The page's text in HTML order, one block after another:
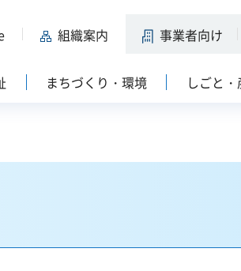
組織案内 事業者向け
まちづくり・環境 しごと